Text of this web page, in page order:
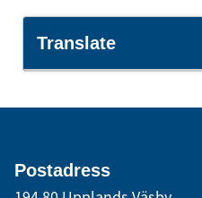
Translate
Postadress